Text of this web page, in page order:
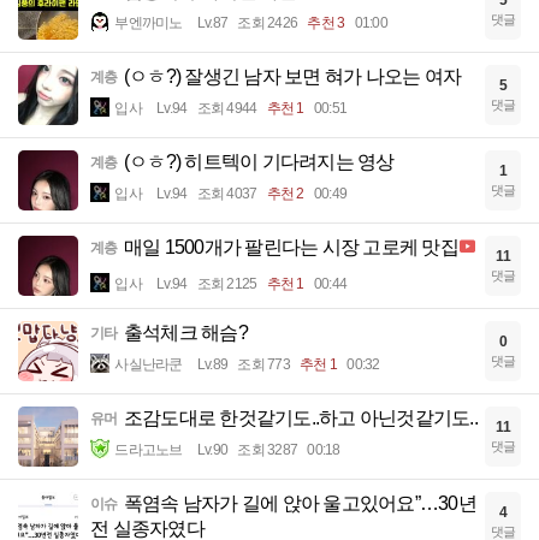
부엔까미노 Lv.87 조회 2426 추천 3 01:00 댓글
계층 (ㅇㅎ?) 잘생긴 남자 보면 혀가 나오는 여자
입사 Lv.94 조회 4944 추천 1 00:51
5
댓글
계층 (ㅇㅎ?) 히트텍이 기다려지는 영상
입사 Lv.94 조회 4037 추천 2 00:49
1
댓글
계층 매일 1500개가 팔린다는 시장 고로케 맛집
입사 Lv.94 조회 2125 추천 1 00:44
11
댓글
기타 출석체크 해슴?
사실난라쿤 Lv.89 조회 773 추천 1 00:32
0
댓글
유머 조감도대로 한것같기도..하고 아닌것같기도..
드라고노브 Lv.90 조회 3287 00:18
11
댓글
이슈 폭염속 남자가 길에 앉아 울고있어요”…30년
전 실종자였다
4
댓글